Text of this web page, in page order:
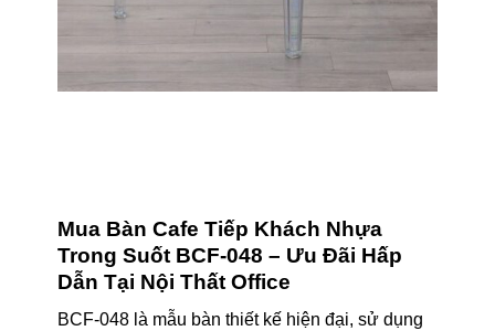
Mua Bàn Cafe Tiếp Khách Nhựa
Trong Suốt BCF-048 – Ưu Đãi Hấp
Dẫn Tại Nội Thất Office
BCF-048 là mẫu bàn thiết kế hiện đại, sử dụng